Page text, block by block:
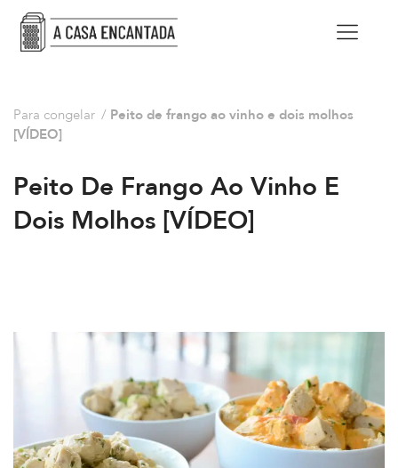
Para congelar / Peito de frango ao vinho e dois molhos
[VÍDEO]
Peito De Frango Ao Vinho E
Dois Molhos [VÍDEO]